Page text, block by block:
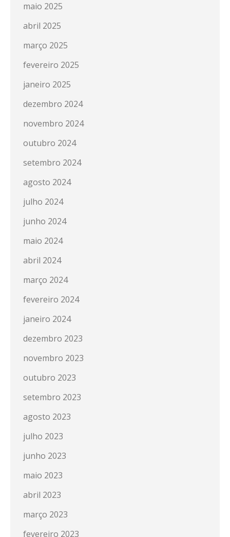
maio 2025
abril 2025
março 2025
fevereiro 2025
janeiro 2025
dezembro 2024
novembro 2024
outubro 2024
setembro 2024
agosto 2024
julho 2024
junho 2024
maio 2024
abril 2024
março 2024
fevereiro 2024
janeiro 2024
dezembro 2023
novembro 2023
outubro 2023
setembro 2023
agosto 2023
julho 2023
junho 2023
maio 2023
abril 2023
março 2023
fevereiro 2023